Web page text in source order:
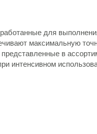
для
максимальную
в
интенсивном